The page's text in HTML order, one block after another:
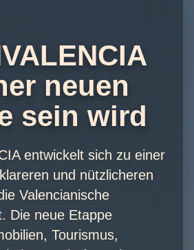
neuen
sein wird
entwickelt sich zu einer
und nützlicheren
Valencianische
Die neue Etappe
Tourismus,